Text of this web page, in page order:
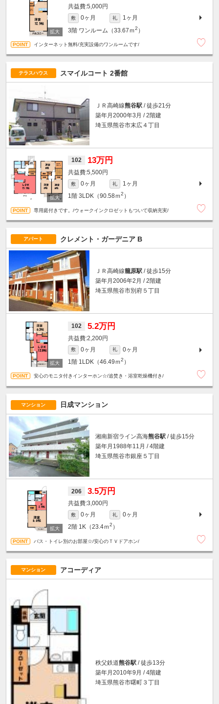
5,000円
敷 0ヶ月 礼
1ヶ月
3階 ワンルーム（33.67ｍ2 ）
インターネット無料/充実設備のワンルームです/
テラスハウス スマイルコート 2番館
ＪＲ高崎線熊谷駅 / 徒歩21分
築年月2000年3月 / 2階建
埼玉県熊谷市末広４丁目
102 13万円
5,500円
敷 0ヶ月 礼
1ヶ月
1階 3LDK（90.58ｍ2 ）
専用庭付きです。/ウォークインクロゼットもついて収納充実/
アパート クレメント・ガーデニア B
ＪＲ高崎線籠原駅 / 徒歩15分
築年月2006年2月 / 2階建
埼玉県熊谷市別府５丁目
102 5.2万円
2,200円
敷 0ヶ月 礼
0ヶ月
1階 1LDK（46.49ｍ2 ）
安心のモニタ付きインターホン☆/追焚き・浴室乾燥機付き/
マンション 日成マンション
湘南新宿ライン高海熊谷駅 / 徒歩15分
築年月1988年11月 / 4階建
埼玉県熊谷市銀座５丁目
206 3.5万円
3,000円
敷 0ヶ月 礼
0ヶ月
2階 1K（23.4ｍ2 ）
バス・トイレ別のお部屋☆/安心のＴＶドアホン/
マンション アコーディア
秩父鉄道熊谷駅 / 徒歩13分
築年月2010年9月 / 4階建
埼玉県熊谷市曙町３丁目